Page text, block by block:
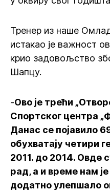
Тренер из наше
истакао је важност
крио задовољство
Шапцу.
-Ово је трећи
Спортског центра
Данас се појавило
обухватају четири
2011. до 2014. Овде
рад, а и време нам
додатно улепшало